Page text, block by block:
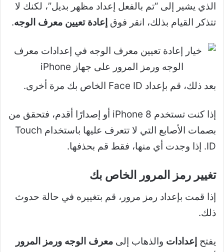
الذي يشير إلى “تم بالفعل إعداد مظهر بديل”، لكنك لا
تتذكر القيام بذلك، انقر فوق إعادة تعيين معرف الوجه.
بعد ذلك، قم بإعداد Face ID الخاص بك مرة أخرى.
إذا كنت تستخدم iPhone 8 أو إصدارًا أقدم، فتحقق من
بصمات الأصابع التي لا تتعرف عليها باستخدام Touch
ID. إذا وجدت أي منها، فقط قم بحذفها.
تغيير رمز المرور الخاص بك
إذا قمت بإعداد رمز مرور، قم بتغييره في حالة حدوث
ذلك.
يفتح إعدادات والذهاب إلى معرف الوجه ورمز المرور